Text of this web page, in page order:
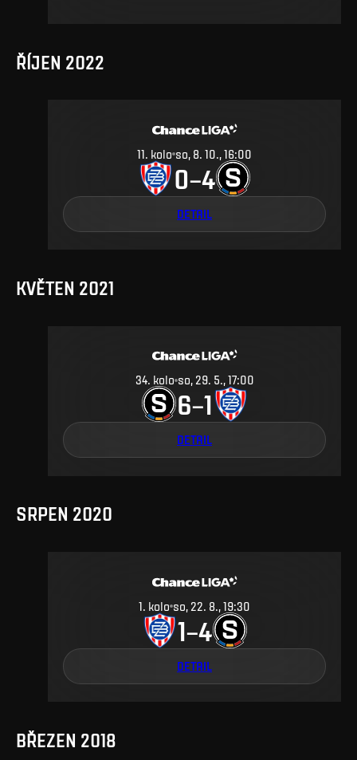
ŘÍJEN 2022
11. kolo so, 8. 10., 16:00
0–4
DETAIL
KVĚTEN 2021
34. kolo so, 29. 5., 17:00
6–1
DETAIL
SRPEN 2020
1 kolo so, 22. 8., 19:30
1–4
DETAIL
BŘEZEN 2018